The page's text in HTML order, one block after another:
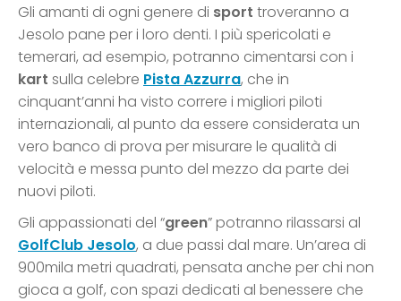
Gli amanti di ogni genere di sport troveranno a
Jesolo pane per i loro denti. I più spericolati e
temerari, ad esempio, potranno cimentarsi con i
kart sulla celebre Pista Azzurra, che in
cinquant’anni ha visto correre i migliori piloti
internazionali, al punto da essere considerata un
vero banco di prova per misurare le qualità di
velocità e messa punto del mezzo da parte dei
nuovi piloti.
Gli appassionati del “green” potranno rilassarsi al
GolfClub Jesolo, a due passi dal mare. Un’area di
900mila metri quadrati, pensata anche per chi non
gioca a golf, con spazi dedicati al benessere che